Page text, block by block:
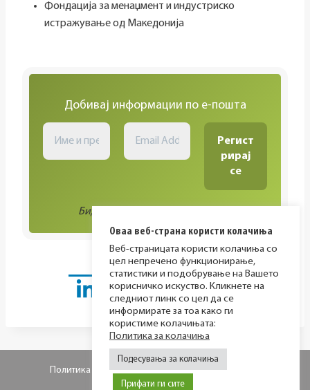
Фондација за менаџмент и индустриско
истражување од Македонија
Добивај информации по е-пошта
Биди во тек со сите активности!
Политика за приватност Политика за колачиња
Оваа веб-страна користи колачиња
Веб-страницата користи колачиња со
цел непречено функционирање,
статистики и подобрување на Вашето
корисничко искуство. Кликнете на
следниот линк со цел да се
информирате за тоа како ги
користиме колачињата:
Политика за колачиња
Подесувања за колачиња
Прифати ги сите